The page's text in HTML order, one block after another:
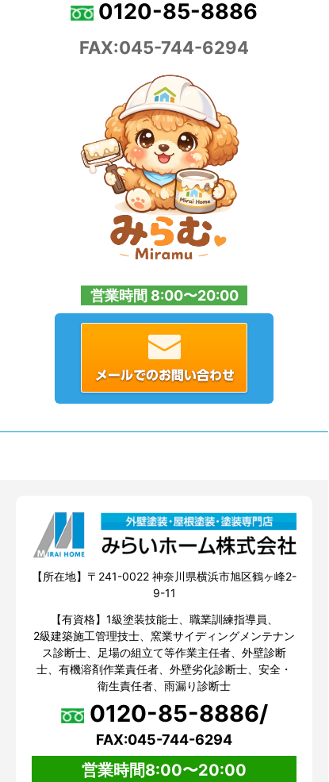
0120-85-8886
FAX:045-744-6294
営業時間 8:00〜20:00
【所在地】〒241-0022 神奈川県横浜市旭区鶴ヶ峰2-
9-11
【有資格】1級塗装技能士、職業訓練指導員、
2級建築施工管理技士、窯業サイディングメンテナン
ス診断士、足場の組立て等作業主任者、外壁診断
士、有機溶剤作業責任者、外壁劣化診断士、安全・
衛生責任者、雨漏り診断士
0120-85-8886/
FAX:045-744-6294
営業時間8:00〜20:00